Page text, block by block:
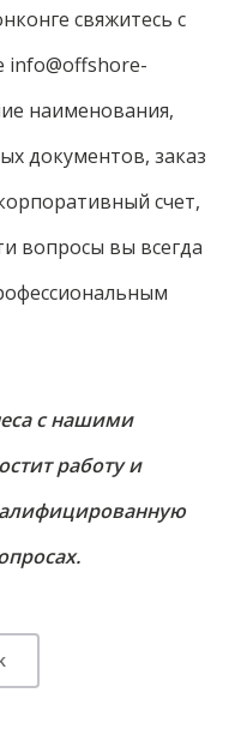
свяжитесь с
info@offshore-
наименования,
документов, заказ
счет,
вопросы вы всегда
с нашими
работу и